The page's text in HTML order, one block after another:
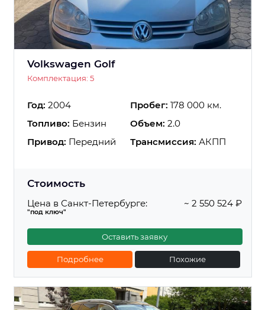
Volkswagen Golf
Комплектация: 5
Год: 2004 Пробег: 178 000 км.
Топливо: Бензин Объем: 2.0
Привод: Передний Трансмиссия: АКПП
Стоимость
Цена в Санкт-Петербурге:
"под ключ"
~ 2 550 524 ₽
Оставить заявку
Подробнее Похожие